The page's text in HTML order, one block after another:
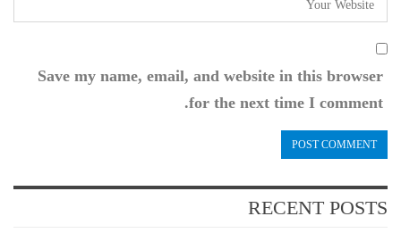
Save my name, email, and website in this browser
for the next time I comment.
RECENT POSTS